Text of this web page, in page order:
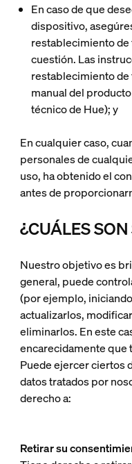
En caso de que
dispositivo,
restablecimiento
cuestión. Las
restablecimiento de
manual del
técnico de Hue); y
En cualquier caso,
personales de
uso, ha obtenido el
antes de
¿CUÁLES
Nuestro objetivo es
general, puede
(por ejemplo,
actualizarlos,
eliminarlos. En este
encarecidamente que
Puede ejercer ciertos
datos tratados por
derecho a:
Retirar su